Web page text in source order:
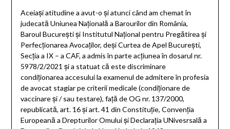
Aceiași atitudine a avut-o și atunci când am chemat în
judecată Uniunea Națională a Barourilor din România,
Baroul București și Institutul Național pentru Pregătirea și
Perfecționarea Avocaților, deși Curtea de Apel București,
Secția a IX – a CAF, a admis în parte acțiunea în dosarul nr.
5978/2/2021 și a statuat că este discriminare
condiționarea accesului la examenul de admitere în profesia
de avocat stagiar pe criterii medicale (condiționare de
vaccinare și / sau testare), față de OG nr. 137/2000,
republicată, art. 16 și art. 41 din Constituție, Convenția
Europeană a Drepturilor Omului și Declarația UNivesrsală a